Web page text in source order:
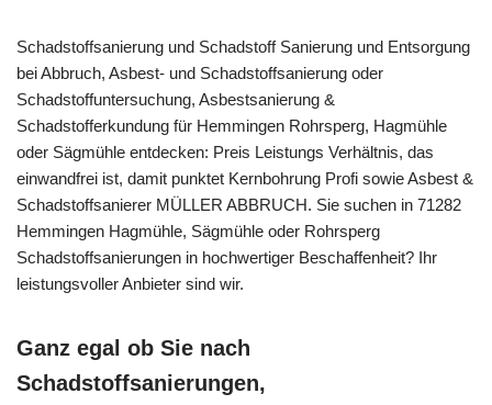
Schadstoffsanierung und Schadstoff Sanierung und Entsorgung
bei Abbruch, Asbest- und Schadstoffsanierung oder
Schadstoffuntersuchung, Asbestsanierung &
Schadstofferkundung für Hemmingen Rohrsperg, Hagmühle
oder Sägmühle entdecken: Preis Leistungs Verhältnis, das
einwandfrei ist, damit punktet Kernbohrung Profi sowie Asbest &
Schadstoffsanierer MÜLLER ABBRUCH. Sie suchen in 71282
Hemmingen Hagmühle, Sägmühle oder Rohrsperg
Schadstoffsanierungen in hochwertiger Beschaffenheit? Ihr
leistungsvoller Anbieter sind wir.
Ganz egal ob Sie nach
Schadstoffsanierungen,